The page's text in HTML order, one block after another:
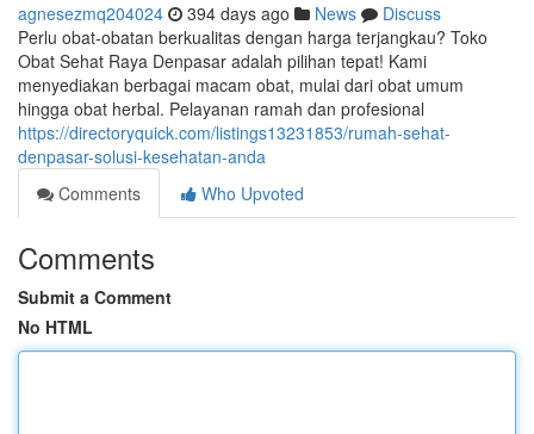
agnesezmq204024 394 days ago News
Discuss
Perlu obat-obatan berkualitas dengan harga terjangkau? Toko
Obat Sehat Raya Denpasar adalah pilihan tepat! Kami
menyediakan berbagai macam obat, mulai dari obat umum
hingga obat herbal. Pelayanan ramah dan profesional
https://directoryquick.com/listings13231853/rumah-sehat-
denpasar-solusi-kesehatan-anda
Comments
Who Upvoted
Comments
Submit a Comment
No HTML